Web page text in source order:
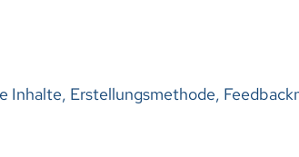
Erstellungsmethode,